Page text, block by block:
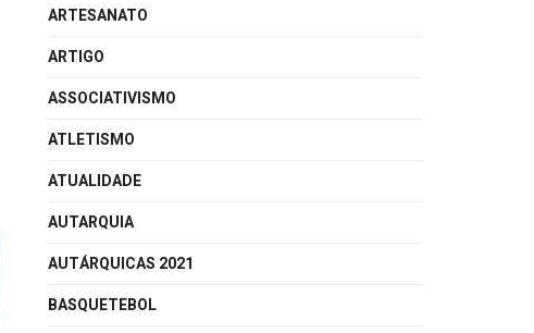
ARTESANATO
ARTIGO
ASSOCIATIVISMO
ATLETISMO
ATUALIDADE
AUTARQUIA
AUTÁRQUICAS 2021
BASQUETEBOL